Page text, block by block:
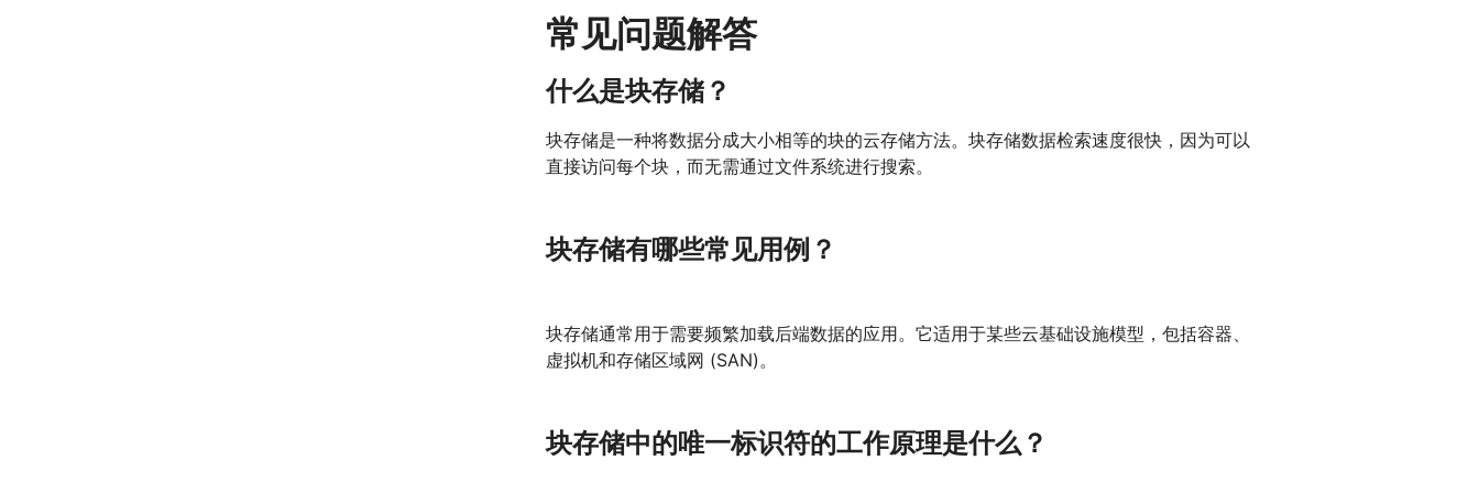
常见问题解答
什么是块存储？
块存储是一种将数据分成大小相等的块的云存储方法。块存储数据检索速度很快，因为可以
直接访问每个块，而无需通过文件系统进行搜索。
块存储有哪些常见用例？
块存储通常用于需要频繁加载后端数据的应用。它适用于某些云基础设施模型，包括容器、
虚拟机和存储区域网 (SAN)。
块存储中的唯一标识符的工作原理是什么？